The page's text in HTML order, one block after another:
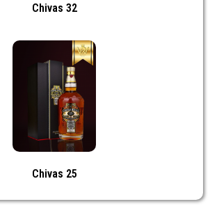
Chivas 32
Chivas 25